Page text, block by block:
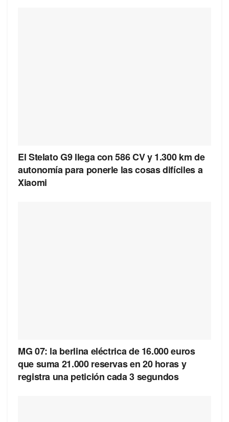
El Stelato G9 llega con 586 CV y 1.300 km de
autonomía para ponerle las cosas difíciles a
Xiaomi
MG 07: la berlina eléctrica de 16.000 euros
que suma 21.000 reservas en 20 horas y
registra una petición cada 3 segundos